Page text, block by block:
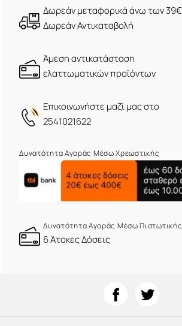
Δωρεάν μεταφορικά άνω των 39€
Δωρεάν Αντικαταβολή
Άμεση αντικατάσταση
ελαττωματικών προϊόντων
Eπικοινωνήστε μαζί μας στο
2541021622
Δυνατότητα Αγοράς Μέσω Χρεωστικής
Δυνατότητα Αγοράς Μέσω Πιστωτικής
6 Άτοκες Δόσεις